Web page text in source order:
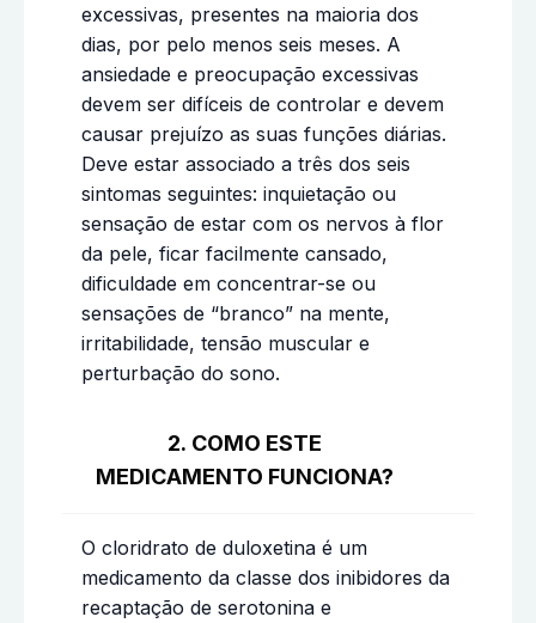
excessivas, presentes na maioria dos
dias, por pelo menos seis meses. A
ansiedade e preocupação excessivas
devem ser difíceis de controlar e devem
causar prejuízo as suas funções diárias.
Deve estar associado a três dos seis
sintomas seguintes: inquietação ou
sensação de estar com os nervos à flor
da pele, ficar facilmente cansado,
dificuldade em concentrar-se ou
sensações de “branco” na mente,
irritabilidade, tensão muscular e
perturbação do sono.
2. COMO ESTE
MEDICAMENTO FUNCIONA?
O cloridrato de duloxetina é um
medicamento da classe dos inibidores da
recaptação de serotonina e